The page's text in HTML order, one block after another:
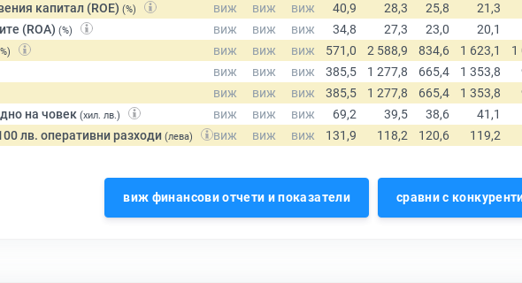
капитал (ROE) (%)
(ROA) (%)
на човек (хил. лв.)
лв. оперативни разходи (лева)
виж финансови отчети и показатели сравни с